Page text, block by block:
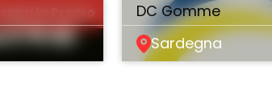
DC Gomme
Sardegna